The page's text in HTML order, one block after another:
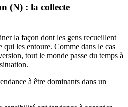
(N) : la collecte
la façon dont les gens recueillent
les entoure. Comme dans le cas
tout le monde passe du temps à
à être dominants dans un